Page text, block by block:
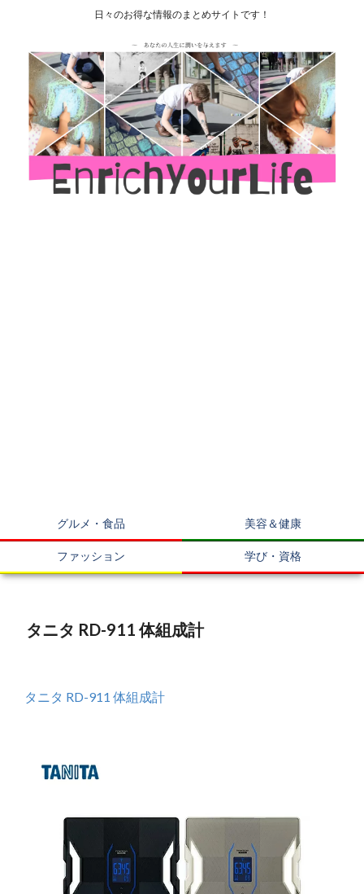
日々のお得な情報のまとめサイトです！
グルメ・食品 美容＆健康
ファッション 学び・資格
タニタ RD-911 体組成計
タニタ RD-911 体組成計